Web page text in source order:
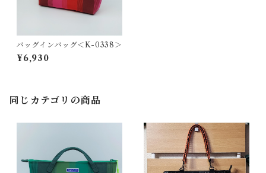
バッグインバッグ＜K-0338＞
¥6,930
同じカテゴリの商品